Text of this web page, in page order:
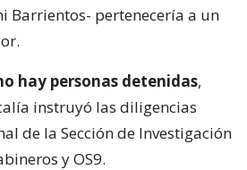
Barrientos- pertenecería a un
hay personas detenidas,
instruyó las diligencias
de la Sección de Investigación
y OS9.